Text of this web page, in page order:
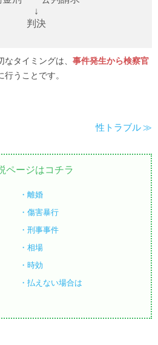
↓
判決
タイミングは、 事件発生から検察官
行うことです。
性トラブル
ページはコチラ
離婚
傷害暴行
刑事事件
相場
時効
払えない場合は